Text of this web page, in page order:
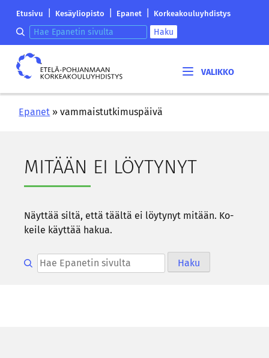
Etelä-
korkeakouluyhdistyksen
saapumissivu
Etusivu Kesäyliopisto Epanet Korkeakouluyhdistys
Hae epanetin sivulta Haku
Etelä-
Pohjanmaan
Epanet »vammaistutkimuspäivä
MI­TÄÄN EI LÖY­TY­NYT
Näyt­tää siltä, että tääl­tä ei löy­ty­nyt mi­tään. Ko­
kei­le käyt­tää hakua.
Hae epanetin sivulta Haku